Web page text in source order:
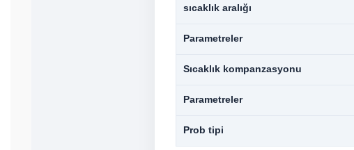
sıcaklık aralığı
Parametreler
Sıcaklık kompanzasyonu
Parametreler
Prob tipi